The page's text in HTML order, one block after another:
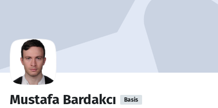
Mustafa Bardakcı Basis